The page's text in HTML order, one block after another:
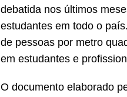
debatida nos últimos
estudantes em todo o
de pessoas por metro
em estudantes e
O documento elaborado